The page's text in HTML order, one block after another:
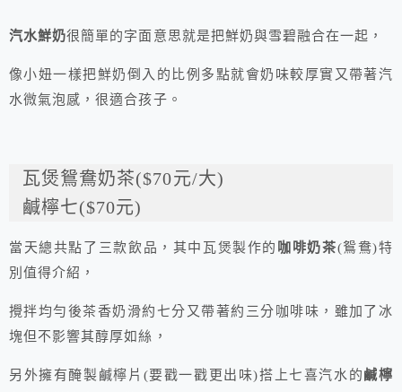
汽水鮮奶很簡單的字面意思就是把鮮奶與雪碧融合在一起，
像小妞一樣把鮮奶倒入的比例多點就會奶味較厚實又帶著汽
水微氣泡感，很適合孩子。
瓦煲鴛鴦奶茶($70元/大)
鹹檸七($70元)
當天總共點了三款飲品，其中瓦煲製作的 咖啡奶茶(鴛鴦)特
別值得介紹，
攪拌均勻後茶香奶滑約七分又帶著約三分咖啡味，雖加了冰
塊但不影響其醇厚如絲，
另外擁有醃製鹹檸片(要戳一戳更出味)搭上七喜汽水的鹹檸